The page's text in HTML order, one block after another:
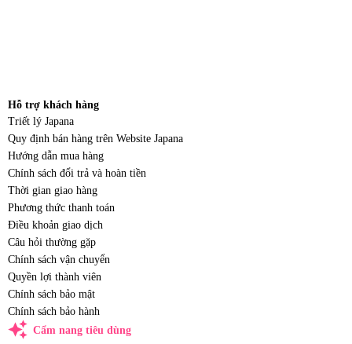
Hỗ trợ khách hàng
Triết lý Japana
Quy định bán hàng trên Website Japana
Hướng dẫn mua hàng
Chính sách đổi trả và hoàn tiền
Thời gian giao hàng
Phương thức thanh toán
Điều khoản giao dịch
Câu hỏi thường gặp
Chính sách vận chuyển
Quyền lợi thành viên
Chính sách bảo mật
Chính sách bảo hành
auto_awesome Cẩm nang tiêu dùng